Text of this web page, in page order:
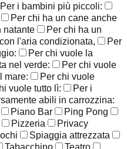
i bambini più piccoli:
Per chi ha un cane anche
natante
Per chi ha un
l'aria condizionata,
Per
Per chi vuole la
nel verde:
Per chi vuole
mare:
Per chi vuole
vuole tutto lì:
Per i
abili in carrozzina:
Piano Bar
Ping Pong
Pizzeria
Privacy
Spiaggia attrezzata
Tabacchino
Teatro